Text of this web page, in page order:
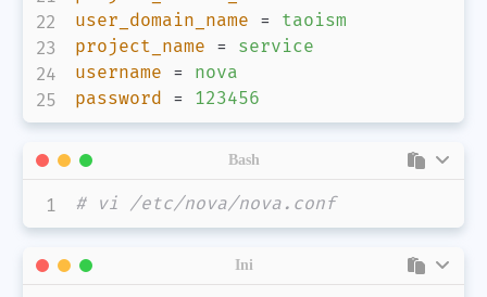
user_domain_name =
taoism
project_name =
service
username =
nova
password = 123456
# vi /etc/nova/nova.conf
Bash
Ini